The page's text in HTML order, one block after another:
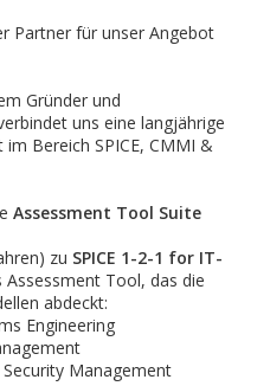
Partner für unser Angebot
Gründer und
uns eine langjährige
Bereich SPICE, CMMI &
Assessment Tool Suite
zu SPICE 1-2-1 for IT-
Assessment Tool, das die
abdeckt:
Engineering
Management